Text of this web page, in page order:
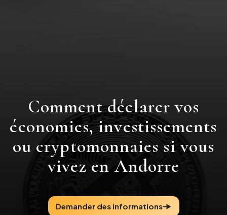
Comment déclarer vos
économies, investissements
ou cryptomonnaies si vous
vivez en Andorre
Demander des informations